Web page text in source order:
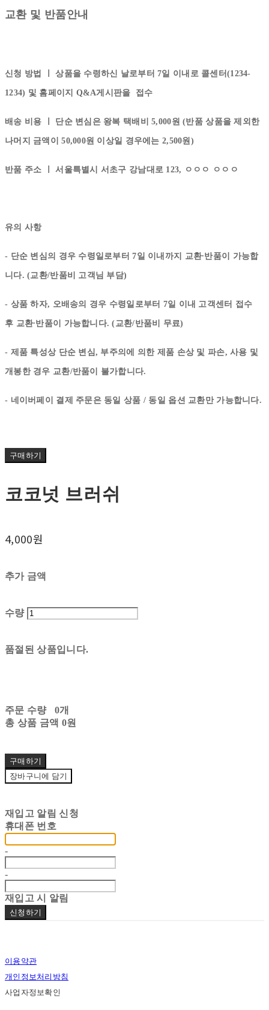
교환 및 반품안내
신청 방법 ㅣ상품을 수령하신 날로부터 7일 이내로 콜센터(1234-
1234) 및 홈페이지 Q&A게시판을 접수
배송 비용 ㅣ 단순 변심은 왕복 택배비 5,000원 (반품 상품을 제외한
나머지 금액이 50,000원 이상일 경우에는 2,500원)
반품 주소 ㅣ서울특별시 서초구 강남대로 123, ㅇㅇㅇ ㅇㅇㅇ
유의 사항
- 단순 변심의 경우 수령일로부터 7일 이내까지 교환∙반품이 가능합
니다. (교환/반품비 고객님 부담)
- 상품 하자, 오배송의 경우 수령일로부터 7일 이내 고객센터 접수
후 교환∙반품이 가능합니다. (교환/반품비 무료)
- 제품 특성상 단순 변심, 부주의에 의한 제품 손상 및 파손, 사용 및
개봉한 경우 교환/반품이 불가합니다.
- 네이버페이 결제 주문은 동일 상품 / 동일 옵션 교환만 가능합니다.
구매하기
코코넛 브러쉬
4,000원
추가 금액
수량
품절된 상품입니다.
주문 수량
0개
총 상품 금액 0원
구매하기
장바구니에 담기
재입고 알림 신청
휴대폰 번호
-
-
재입고 시 알림
신청하기
이용약관
개인정보처리방침
사업자정보확인